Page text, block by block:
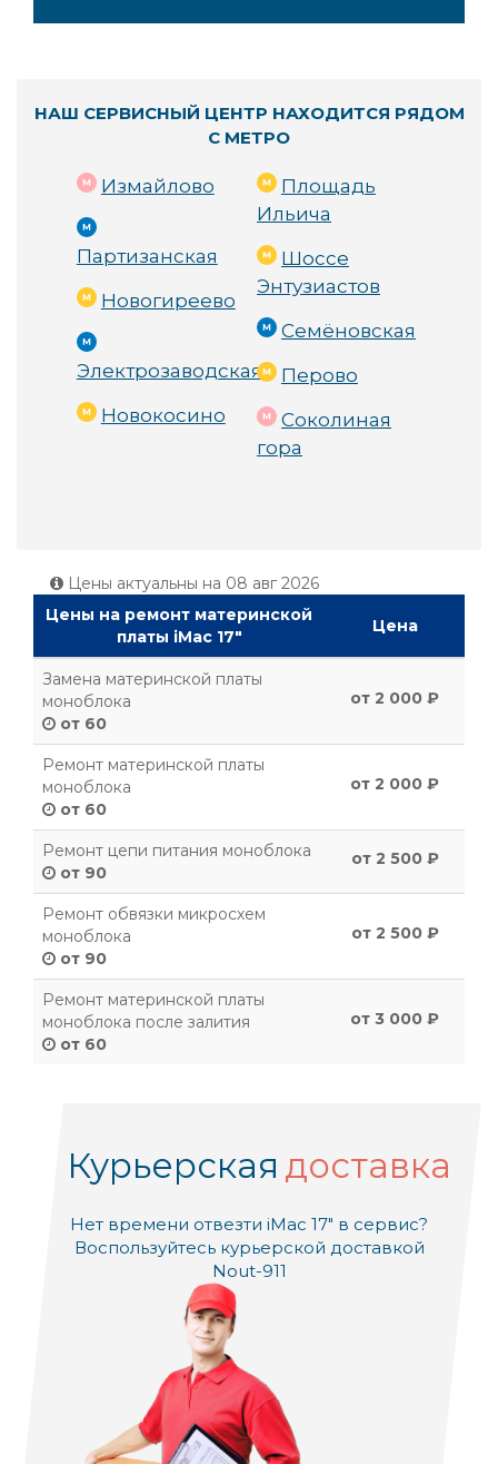
НАШ СЕРВИСНЫЙ ЦЕНТР НАХОДИТСЯ РЯДОМ
С МЕТРО
Измайлово
Партизанская
Новогиреево
Электрозаводская
Новокосино
Площадь
Ильича
Шоссе
Энтузиастов
Семёновская
Перово
Соколиная
гора
Цены актуальны на 08 авг 2026
Цены на ремонт материнской
платы iMac 17"
Цена
Замена материнской платы
моноблока
от 60
от 2 000 ₽
Ремонт материнской платы
моноблока
от 60
от 2 000 ₽
Ремонт цепи питания моноблока
от 90
от 2 500 ₽
Ремонт обвязки микросхем
моноблока
от 90
от 2 500 ₽
Ремонт материнской платы
моноблока после залития
от 60
от 3 000 ₽
Курьерская доставка
Нет времени отвезти iMac 17" в сервис?
Воспользуйтесь курьерской доставкой
Nout-911